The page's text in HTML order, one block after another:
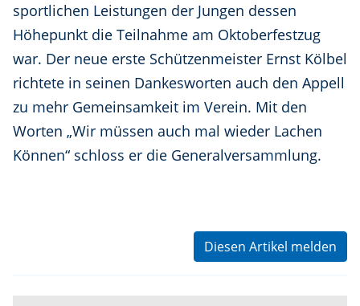
sportlichen Leistungen der Jungen dessen
Höhepunkt die Teilnahme am Oktoberfestzug
war. Der neue erste Schützenmeister Ernst Kölbel
richtete in seinen Dankesworten auch den Appell
zu mehr Gemeinsamkeit im Verein. Mit den
Worten „Wir müssen auch mal wieder Lachen
Können“ schloss er die Generalversammlung.
Diesen Artikel melden